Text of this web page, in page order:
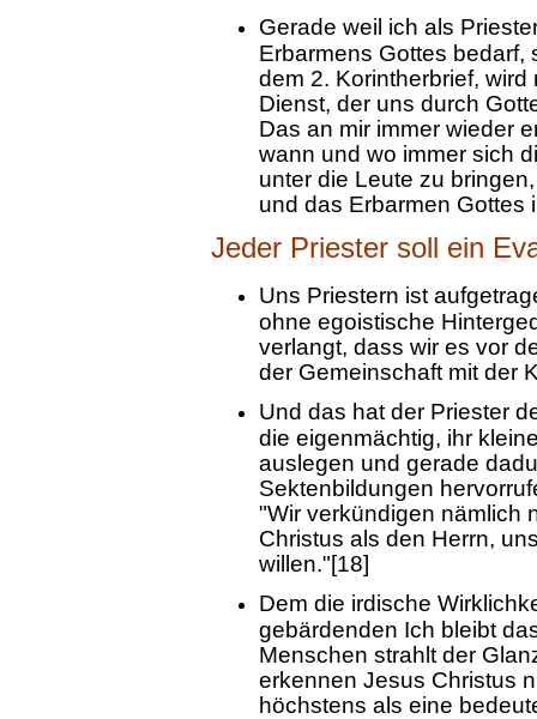
Gerade weil ich als
Erbarmens Gottes bedarf,
dem 2. Korintherbrief,
Dienst, der uns durch
Das an mir immer wieder
wann und wo immer sich
unter die Leute zu
und das Erbarmen Gottes
Jeder Priester soll ein
Uns Priestern ist
ohne egoistische
verlangt, dass wir es vor
der Gemeinschaft mit der
Und das hat der Priester
die eigenmächtig, ihr
auslegen und gerade
Sektenbildungen
"Wir verkündigen nämlich
Christus als den Herrn,
willen."[18]
Dem die irdische
gebärdenden Ich bleibt
Menschen strahlt der
erkennen Jesus Christus
höchstens als eine